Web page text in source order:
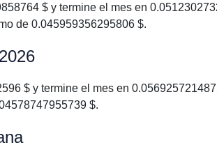
$ y termine el mes en
de 0.045959356295806 $.
$ y termine el mes en
$.